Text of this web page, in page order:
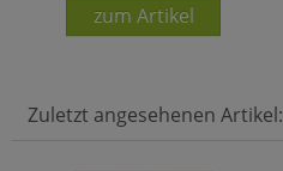
zum Artikel
Zuletzt angesehenen Artikel: